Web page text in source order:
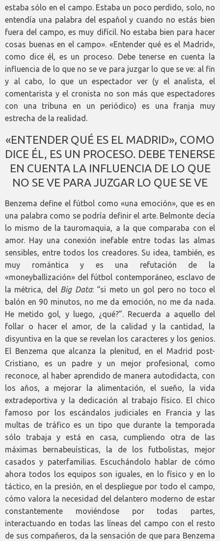
estaba sólo en el campo. Estaba un poco perdido, solo, no
entendía una palabra del español y cuando no estás bien
fuera del campo, es muy difícil. No estaba bien para hacer
cosas buenas en el campo». «Entender qué es el Madrid»,
como dice él, es un proceso. Debe tenerse en cuenta la
influencia de lo que no se ve para juzgar lo que se ve: al fin
y al cabo, lo que un espectador ver (y el analista, el
comentarista y el cronista no son más que espectadores
con una tribuna en un periódico) es una franja muy
estrecha de la realidad.
«ENTENDER QUÉ ES EL MADRID», COMO
DICE ÉL, ES UN PROCESO. DEBE TENERSE
EN CUENTA LA INFLUENCIA DE LO QUE
NO SE VE PARA JUZGAR LO QUE SE VE
Benzema define el fútbol como «una emoción», que es en
una palabra como se podría definir el arte. Belmonte decía
lo mismo de la tauromaquia, a la que comparaba con el
amor. Hay una conexión inefable entre todas las almas
sensibles, entre todos los creadores. Su idea, también, es
muy romántica y es una refutación de la
«moneyballización» del fútbol contemporáneo, esclavo de
la métrica, del Big Data: “si meto un gol pero no toco el
balón en 90 minutos, no me da emoción, no me da nada.
He metido gol, y luego, ¿qué?”. Recuerda a aquello del
follar o hacer el amor, de la calidad y la cantidad, la
disyuntiva en la que se revelan los caracteres y los genios.
El Benzema que alcanza la plenitud, en el Madrid post-
Cristiano, es un padre y un mejor profesional, como
reconoce, al haber aprendido de manera autodidacta, con
los años, a mejorar la alimentación, el sueño, la vida
extradeportiva y la dedicación al trabajo físico. El chico
famoso por los escándalos judiciales en Francia y las
multas de tráfico es un tipo que durante la temporada
sólo trabaja y está en casa, cumpliendo otra de las
máximas bernabeuísticas, la de los futbolistas, mejor
casados y paterfamilias. Escuchándolo hablar de cómo
ahora todos los equipos son iguales, en lo físico y en lo
táctico, en la presión, en el despliegue por todo el campo,
cómo valora la necesidad del delantero moderno de estar
constantemente moviéndose por todas partes,
interactuando en todas las líneas del campo con el resto
de sus compañeros, da la sensación de que para Benzema